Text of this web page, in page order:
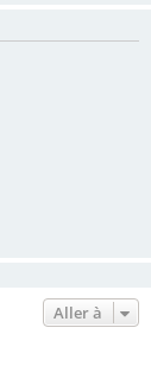
Aller à